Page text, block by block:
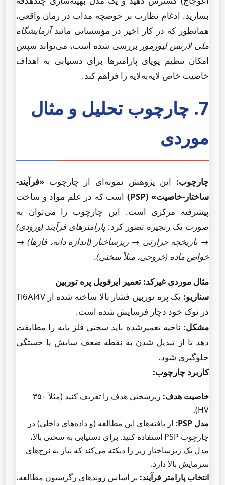
بسازید. ادغام نظارت بر حوضچه مذاب در زمان واقعی،
همانطور که در کار اخیر در مؤسساتی مانندآزمایشگاه
ملی لارنس لیورمور بررسی شده است، می‌تواند سپس
امکان تنظیم پویای پارامترها برای دستیابی به اهداف
خاصیت خاص لایه‌به‌لایه را فراهم کند.
7. چارچوب تحلیل و مثال
موردی
چارچوب: این پژوهش نمونه‌ای از چارچوب «فرآیند-
ساختار-خاصیت» (PSP)
است که در علم مواد و ساخت
پیشرفته مرکزی است. این چارچوب را می‌توان به
صورت یک زنجیره تصور کرد: پارامترهای فرآیند (ورودی)
→تاریخچه حرارتی → ریزساختار (اندازه دانه، فازها)→
خواص ماده (خروجی، مثلاً سختی).
مثال موردی غیرکد: تعمیر ایرفویل پره توربین
سناریو:
یک پره توربین فشار بالا ساخته شده از Ti6Al4V
در نوک خود دچار فرسایش شده است.
مشکل: ناحیه تعمیرشده باید سختی فلز پایه را مطابقت
دهد تا از تبدیل شدن به نقطه ضعف سایش یا خستگی
جلوگیری شود.
کاربرد چارچوب:
خاصیت هدف:
ریزسختی هدف را تعریف کنید (مثلاً ۳۵۰
HV).
مدل PSP:
از یافته‌های این مطالعه (و داده‌های داخلی) در
چارچوب PSP استفاده کنید. برای دستیابی به سختی بالا،
مدل یک ریزساختار ریز را دیکته می‌کند که نیاز به نرخ‌های
سرمایش بالا دارد.
انتخاب پارامتر فرآیند: بر اساس روندهای رگرسیون مطالعه،